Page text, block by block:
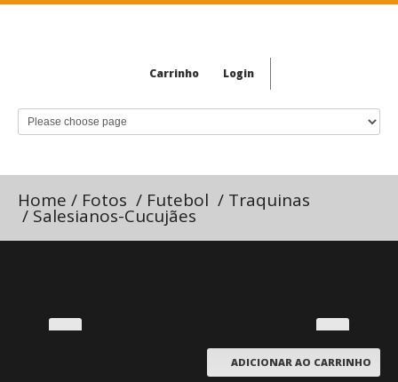
Carrinho Login
Home / Fotos / Futebol / Traquinas
/ Salesianos-Cucujães
ADICIONAR AO CARRINHO